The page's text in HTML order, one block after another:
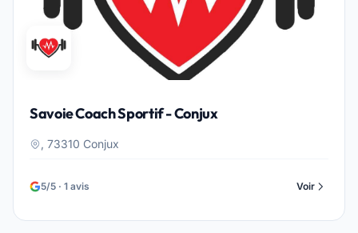
Savoie Coach Sportif - Conjux
, 73310 Conjux
5/5 · 1 avis Voir